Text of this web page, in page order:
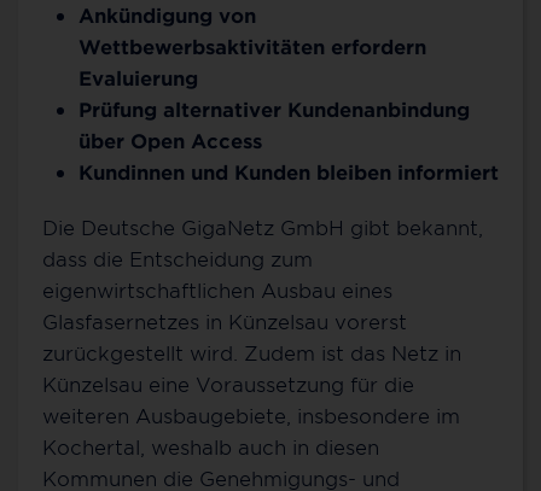
Ankündigung von
Wettbewerbsaktivitäten erfordern
Evaluierung
Prüfung alternativer Kundenanbindung
über Open Access
Kundinnen und Kunden bleiben informiert
Die Deutsche GigaNetz GmbH gibt bekannt,
dass die Entscheidung zum
eigenwirtschaftlichen Ausbau eines
Glasfasernetzes in Künzelsau vorerst
zurückgestellt wird. Zudem ist das Netz in
Künzelsau eine Voraussetzung für die
weiteren Ausbaugebiete, insbesondere im
Kochertal, weshalb auch in diesen
Kommunen die Genehmigungs- und